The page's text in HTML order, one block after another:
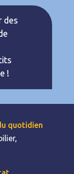
des
!
quotidien